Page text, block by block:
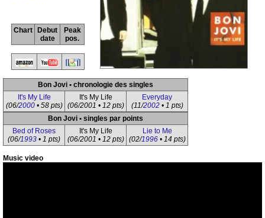
Chart
Debut
date
Peak
pos.
Bon Jovi • chronologie des singles
It's My Life
(06/2000• 58 pts)
It's My Life
(06/2001 • 12 pts)
Everyday
(11/2002• 1 pts)
Bon Jovi • singles par points
Bed of Roses
(06/1993 • 1 pts)
It's My Life
(06/2001 • 12 pts)
Lie to Me
(02/1996• 14 pts)
Music video